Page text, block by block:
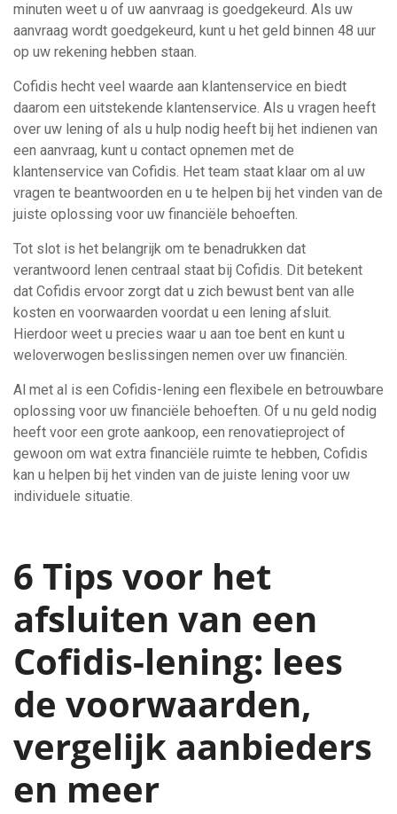
minuten weet u of uw aanvraag is goedgekeurd. Als uw
aanvraag wordt goedgekeurd, kunt u het geld binnen 48 uur
op uw rekening hebben staan.
Cofidis hecht veel waarde aan klantenservice en biedt
daarom een uitstekende klantenservice. Als u vragen heeft
over uw lening of als u hulp nodig heeft bij het indienen van
een aanvraag, kunt u contact opnemen met de
klantenservice van Cofidis. Het team staat klaar om al uw
vragen te beantwoorden en u te helpen bij het vinden van de
juiste oplossing voor uw financiële behoeften.
Tot slot is het belangrijk om te benadrukken dat
verantwoord lenen centraal staat bij Cofidis. Dit betekent
dat Cofidis ervoor zorgt dat u zich bewust bent van alle
kosten en voorwaarden voordat u een lening afsluit.
Hierdoor weet u precies waar u aan toe bent en kunt u
weloverwogen beslissingen nemen over uw financiën.
Al met al is een Cofidis-lening een flexibele en betrouwbare
oplossing voor uw financiële behoeften. Of u nu geld nodig
heeft voor een grote aankoop, een renovatieproject of
gewoon om wat extra financiële ruimte te hebben, Cofidis
kan u helpen bij het vinden van de juiste lening voor uw
individuele situatie.
6 Tips voor het
afsluiten van een
Cofidis-lening: lees
de voorwaarden,
vergelijk aanbieders
en meer